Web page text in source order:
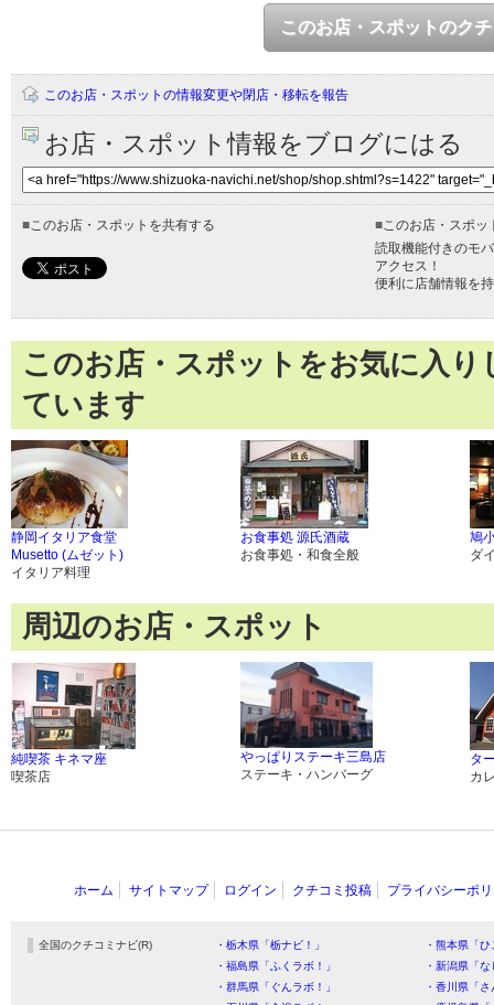
このお店・スポットのク
このお店・スポットの情報変更や閉店・移転を報告
お店・スポット情報をブログにはる
■このお店・スポットを共有する ■このお店・スポッ
読取機能付きのモ
アクセス！
便利に店舗情報を
このお店・スポットをお気に入
ています
静岡イタリア食堂
Musetto (ムゼット)
イタリア料理
お食事処 源氏酒蔵
お食事処・和食全般
鳩
ダ
周辺のお店・スポット
純喫茶 キネマ座
喫茶店
やっぱりステーキ三島店
ステーキ・ハンバーグ
タ
カ
ホーム サイトマップ ログイン クチコミ投稿 プライバシーポ
全国のクチコミナビ(R) ・栃木県「栃ナビ！」
・熊本県「
・福島県「ふくラボ！」
・新潟県「
・群馬県「ぐんラボ！」
・香川県「